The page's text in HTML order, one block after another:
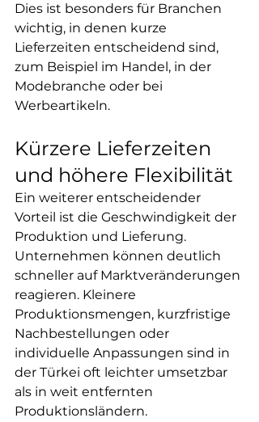
Dies ist besonders für Branchen
wichtig, in denen kurze
Lieferzeiten entscheidend sind,
zum Beispiel im Handel, in der
Modebranche oder bei
Werbeartikeln.
Kürzere Lieferzeiten
und höhere Flexibilität
Ein weiterer entscheidender
Vorteil ist die Geschwindigkeit der
Produktion und Lieferung.
Unternehmen können deutlich
schneller auf Marktveränderungen
reagieren. Kleinere
Produktionsmengen, kurzfristige
Nachbestellungen oder
individuelle Anpassungen sind in
der Türkei oft leichter umsetzbar
als in weit entfernten
Produktionsländern.